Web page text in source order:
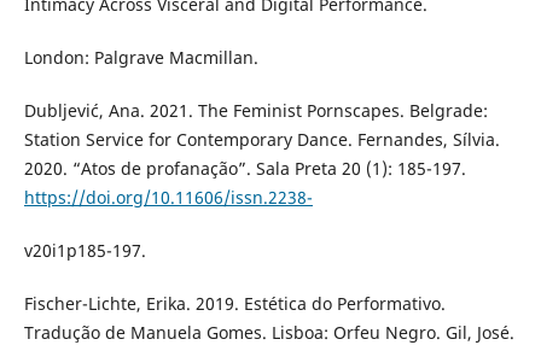
London: Palgrave Macmillan.
Dubljević, Ana. 2021. The Feminist Pornscapes. Belgrade:
Station Service for Contemporary Dance. Fernandes, Sílvia.
2020. “Atos de profanação”. Sala Preta 20 (1): 185-197.
https://doi.org/10.11606/issn.2238-
v20i1p185-197.
Fischer-Lichte, Erika. 2019. Estética do Performativo.
Tradução de Manuela Gomes. Lisboa: Orfeu Negro. Gil, José.